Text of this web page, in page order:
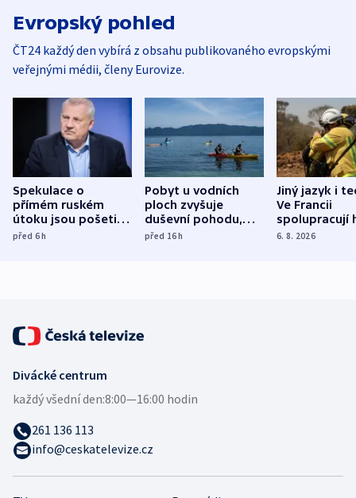
Evropský pohled
ČT24 každý den vybírá z obsahu publikovaného evropskými
veřejnými médii, členy Eurovize.
Spekulace o
přímém ruském
útoku jsou pošetilé,
míní estonský
před 6h
Pobyt u vodních
ploch zvyšuje
duševní pohodu,
ukázala
před 16h
Jiný jazyk i
Ve Francii
spolupracují
různých zemí
6. 8. 2026
Divácké centrum
každý všední den:8:00—16:00 hodin
261 136 113
info@ceskatelevize.cz